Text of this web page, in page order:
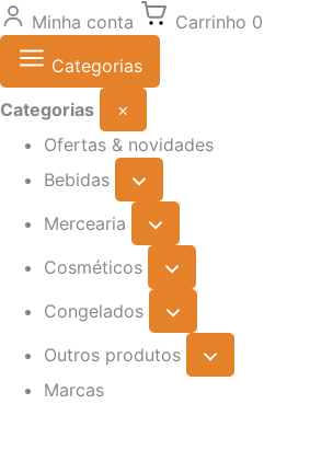
Minha conta Carrinho 0
Categorias
Categorias
×
Ofertas & novidades
Bebidas
Mercearia
Cosméticos
Congelados
Outros produtos
Marcas